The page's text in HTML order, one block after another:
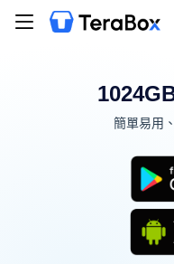
簡單易用